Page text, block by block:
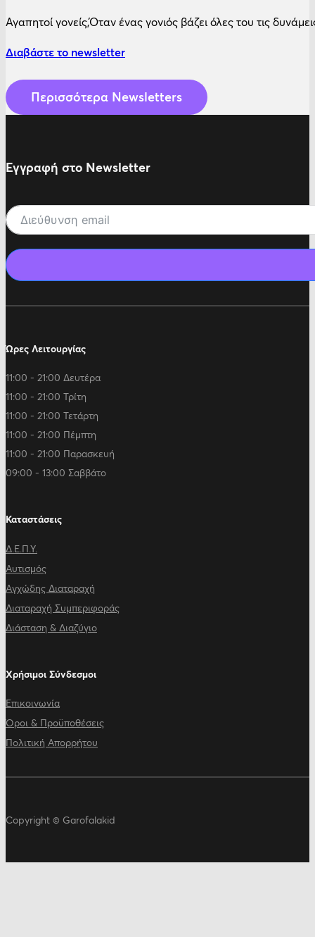
Αγαπητοί γονείς,Όταν ένας γονιός βάζει όλες του τις
Διαβάστε το newsletter
Περισσότερα Newsletters
Εγγραφή στο Newsletter
Ώρες Λειτουργίας
11:00 - 21:00 Δευτέρα
11:00 - 21:00 Τρίτη
11:00 - 21:00 Τετάρτη
11:00 - 21:00 Πέμπτη
11:00 - 21:00 Παρασκευή
09:00 - 13:00 Σαββάτο
Καταστάσεις
Δ.Ε.Π.Υ.
Αυτισμός
Αγχώδης Διαταραχή
Διαταραχή Συμπεριφοράς
Διάσταση & Διαζύγιο
Χρήσιμοι Σύνδεσμοι
Επικοινωνία
Όροι & Προϋποθέσεις
Πολιτική Απορρήτου
Copyright © Garofalakid